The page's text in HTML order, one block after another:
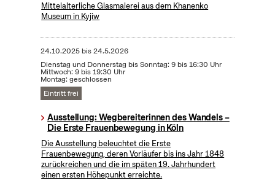
Mittelalterliche Glasmalerei aus dem Khanenko
Museum in Kyjiw
24.10.2025bis24.5.2026
Dienstag und Donnerstag bis Sonntag: 9 bis 16:30 Uhr
Mittwoch: 9 bis 19:30 Uhr
Montag: geschlossen
Eintritt frei
Ausstellung: Wegbereiterinnen des Wandels –
Die Erste Frauenbewegung in Köln
Die Ausstellung beleuchtet die Erste
Frauenbewegung, deren Vorläufer bis ins Jahr 1848
zurückreichen und die im späten 19. Jahrhundert
einen ersten Höhepunkt erreichte.